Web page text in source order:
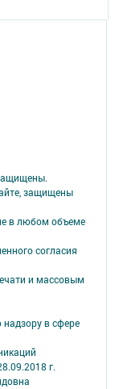
защищены
в любом объеме
согласия
и массовым
в сфере
г.